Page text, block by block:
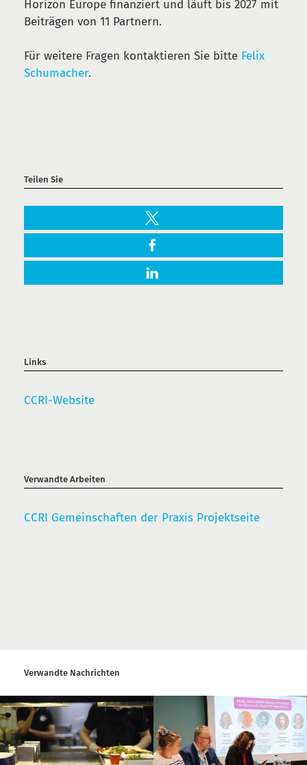
Horizon Europe finanziert und läuft bis 2027 mit
Beiträgen von 11 Partnern.
Für weitere Fragen kontaktieren Sie bitte Felix
Schumacher.
Teilen Sie
Links
CCRI-Website
Verwandte Arbeiten
CCRI Gemeinschaften der Praxis Projektseite
Verwandte Nachrichten